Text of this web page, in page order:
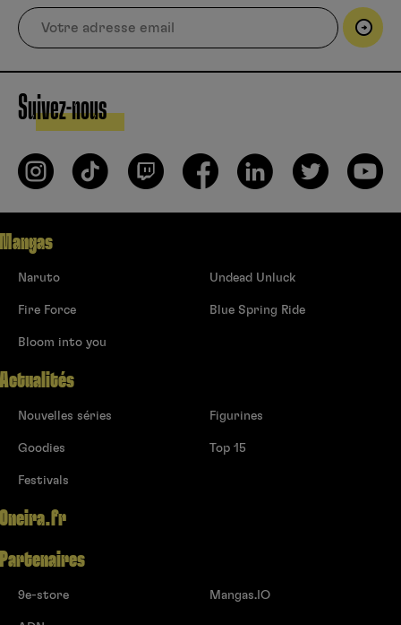
Suivez-nous
Mangas
Naruto
Fire Force
Bloom into you
Undead Unluck
Blue Spring Ride
Actualités
Nouvelles séries
Goodies
Festivals
Figurines
Top 15
Oneira.fr
Partenaires
9e-store Mangas.IO